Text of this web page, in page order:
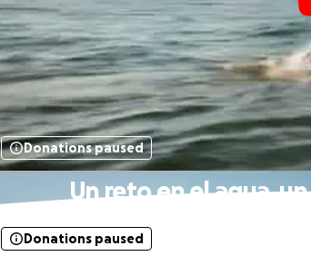
Donations paused
Un reto en el agua,
Donations paused